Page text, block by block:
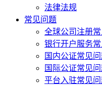
法律法规
常见问题
全球公司注册
银行开户服务
国内公证常见
国际公证常见
平台入驻常见问